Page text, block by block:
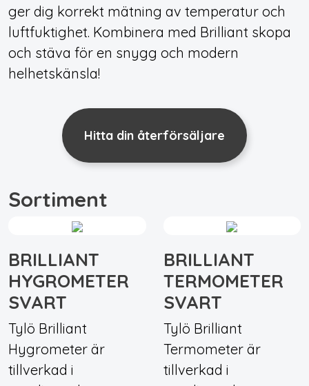
ger dig korrekt mätning av temperatur och
luftfuktighet. Kombinera med Brilliant skopa
och stäva för en snygg och modern
helhetskänsla!
Hitta din återförsäljare
Sortiment
BRILLIANT
HYGROMETER
SVART
Tylö Brilliant
Hygrometer är
tillverkad i
BRILLIANT
TERMOMETER
SVART
Tylö Brilliant
Termometer är
tillverkad i